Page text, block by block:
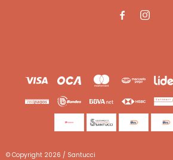
 
© Copyright 2026 / Santucci